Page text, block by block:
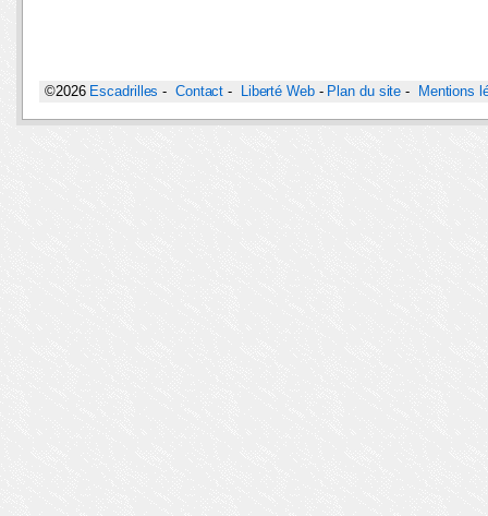
©2026 Escadrilles - Contact - Liberté Web- Plan du site - Mentions